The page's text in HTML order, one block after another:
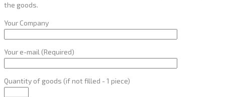
the goods.
Your Company
Your e-mail (Required)
Quantity of goods (if not filled - 1 piece)